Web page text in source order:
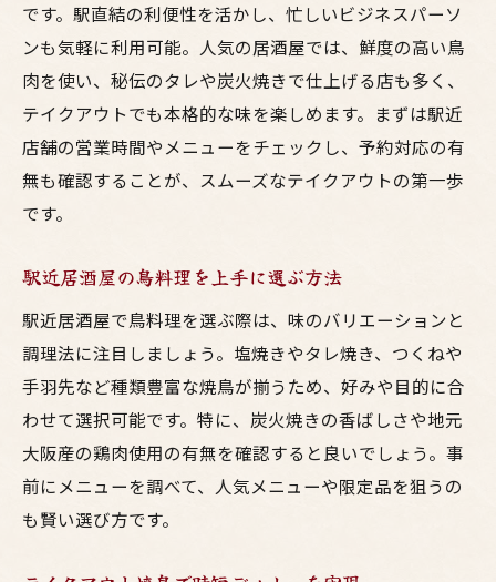
です。駅直結の利便性を活かし、忙しいビジネスパーソ
ンも気軽に利用可能。人気の居酒屋では、鮮度の高い鳥
肉を使い、秘伝のタレや炭火焼きで仕上げる店も多く、
テイクアウトでも本格的な味を楽しめます。まずは駅近
店舗の営業時間やメニューをチェックし、予約対応の有
無も確認することが、スムーズなテイクアウトの第一歩
です。
駅近居酒屋の鳥料理を上手に選ぶ方法
駅近居酒屋で鳥料理を選ぶ際は、味のバリエーションと
調理法に注目しましょう。塩焼きやタレ焼き、つくねや
手羽先など種類豊富な焼鳥が揃うため、好みや目的に合
わせて選択可能です。特に、炭火焼きの香ばしさや地元
大阪産の鶏肉使用の有無を確認すると良いでしょう。事
前にメニューを調べて、人気メニューや限定品を狙うの
も賢い選び方です。